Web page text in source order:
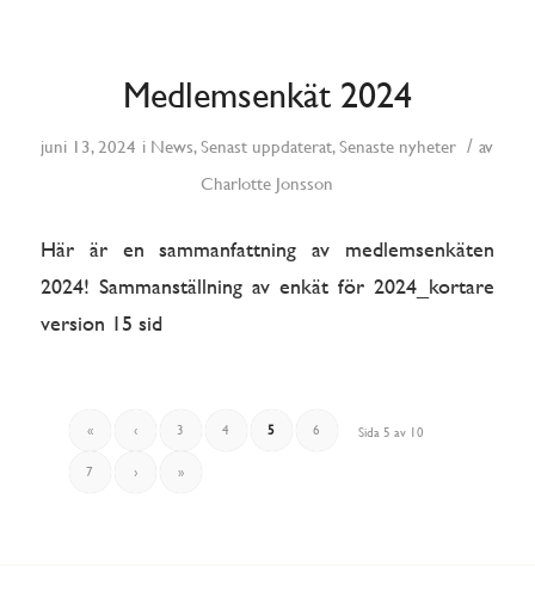
Medlemsenkät 2024
juni 13, 2024 i News,Senast uppdaterat,Senaste nyheter / av
Charlotte Jonsson
Här är en sammanfattning av medlemsenkäten
2024! Sammanställning av enkät för 2024_kortare
version 15 sid
Sida 5 av 10
« ‹ 3 4 5 6
7 › »